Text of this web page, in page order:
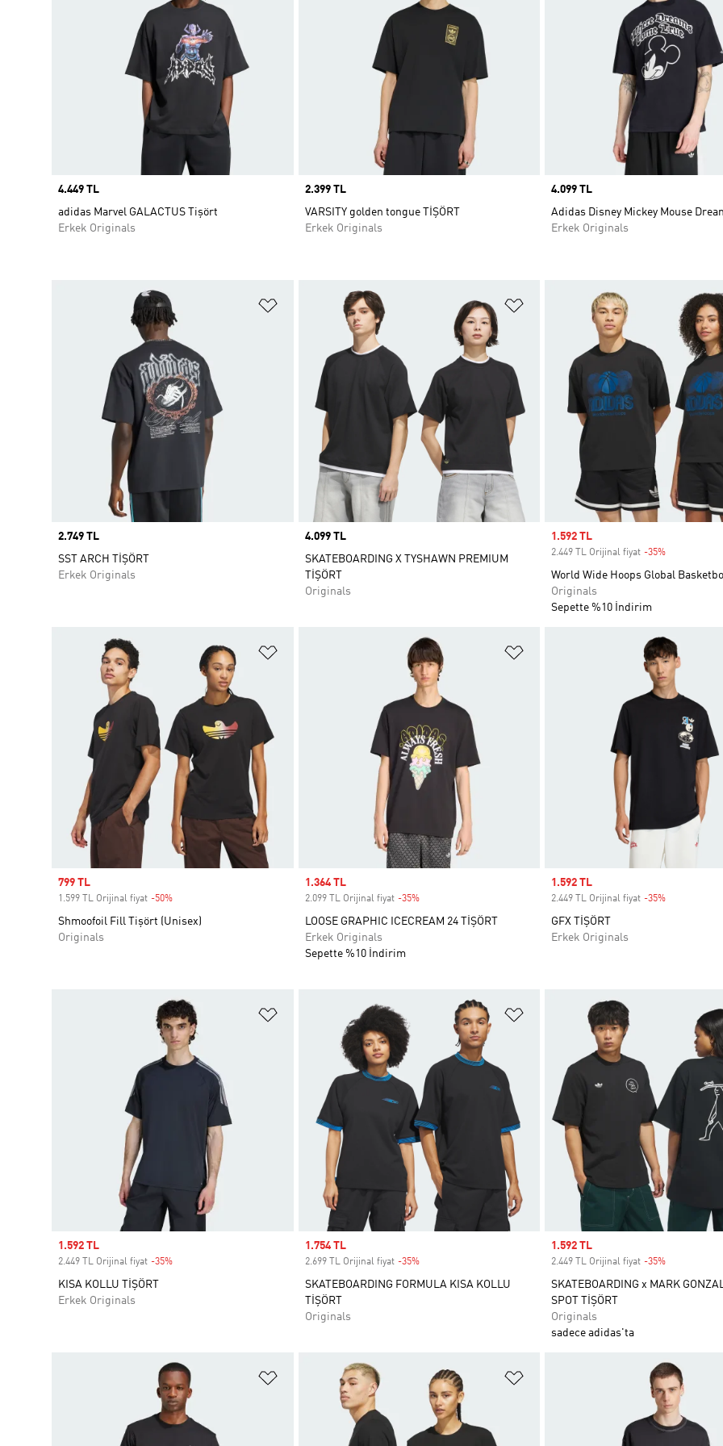
Price
4.449 TL
adidas Marvel GALACTUS Tişört
Erkek Originals
Price
2.399 TL
VARSITY golden tongue TİŞÖRT
Erkek Originals
Price
4.099 TL
Adidas Disney Mickey Mouse
Erkek Originals
Favori Listesine Ekle
Price
2.749 TL
SST ARCH TİŞÖRT
Erkek Originals
Favori Listesine Ekle
Price
4.099 TL
SKATEBOARDING X TYSHAWN PREMIUM
TİŞÖRT
Originals
Sale price
1.592 TL
2.449 TL Orijinal fiyat -35%
World Wide Hoops Global
Originals
Sepette %10 İndirim
Sale price
799 TL
1.599 TL Orijinal fiyat -50%
Shmoofoil Fill Tişört (Unisex)
Originals
Favori Listesine Ekle
Sale price
1.364 TL
2.099 TL Orijinal fiyat -35%Discount
LOOSE GRAPHIC ICECREAM 24 TİŞÖRT
Erkek Originals
Sepette %10 İndirim
Sale price
1.592 TL
2.449 TL Orijinal fiyat -35%
GFX TİŞÖRT
Erkek Originals
Favori Listesine Ekle
Sale price
1.592 TL
2.449 TL Orijinal fiyat -35%
KISA KOLLU TİŞÖRT
Erkek Originals
Favori Listesine Ekle
Sale price
1.754 TL
2.699 TL Orijinal fiyat -35%Discount
SKATEBOARDING FORMULA KISA KOLLU
TİŞÖRT
Originals
Sale price
1.592 TL
2.449 TL Orijinal fiyat -35%
SKATEBOARDING x MARK
SPOT TİŞÖRT
Originals
sadece adidas'ta
Favori Listesine Ekle